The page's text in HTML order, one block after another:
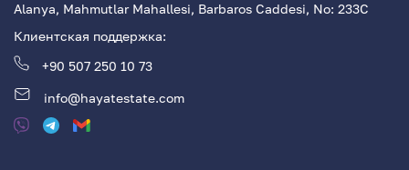
Alanya, Mahmutlar Mahallesi, Barbaros Caddesi, No: 233С
Клиентская поддержка:
+90 507 250 10 73
info@hayatestate.com